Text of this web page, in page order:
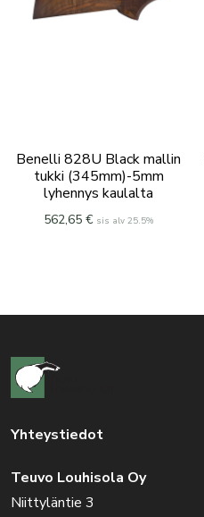
Benelli 828U Black mallin
tukki (345mm)-5mm
lyhennys kaulalta
562,65 € sis alv 25.5%
Yhteystiedot
Teuvo Louhisola Oy
Niittyläntie 3